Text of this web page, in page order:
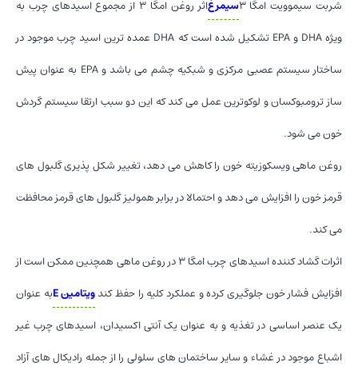
شربت سیموویت امگا 3 سیمرغ
اثر روغن امگا ۳ از مجموع اسیدهای چرب به
ویژه DHA و EPA تشکیل شده است که DHA عمده ترین اسید چرب موجود در
ساختار سیستم عصبی مرکزی و شبکیه چشم می باشد و EPA به عنوان پیش
ساز ترومبوکسان و لوکوترین عمل می کند که این دو سبب ارتقا سیستم گردش
خون می شود.
روغن ماهی ویسکوزیته خون را کاهش می دهد، تغییر شکل پذیری گلبول های
قرمز خون را افزایش می دهد و احتمالا در برابر همولیز گلبول های قرمز محافظت
می کند.
اثرات گشاد کننده اسیدهای چرب امگا 3 در روغن ماهی همچنین ممکن است از
افزایش فشار خون جلوگیری کرده و عملکرد کلیه را حفظ کندویتامین E به عنوان
یک عنصر اساسی در تغذیه و به عنوان یک آنتی اکسیدان، اسیدهای چرب غیر
اشباع موجود در غشاء و سایر ساختمان های سلولی را از جمله رادیکال های آزاد